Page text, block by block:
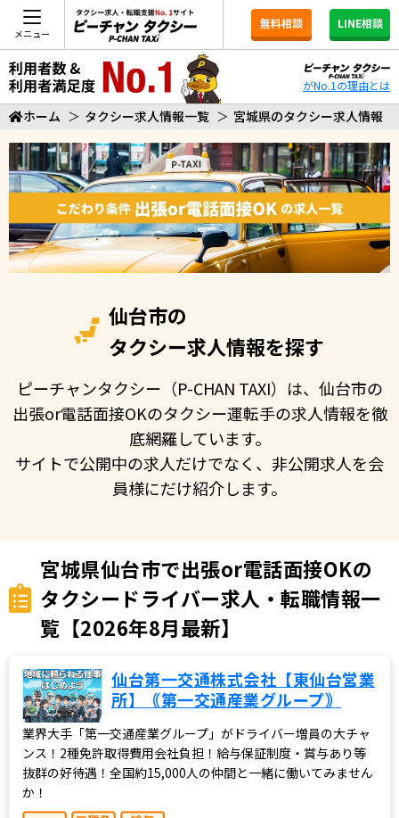
メニュー
無料相談 LINE相談
がNo.1の理由とは
ホーム ＞ タクシー求人情報一覧 ＞ 宮城県のタクシー求人情報
仙台市の
タクシー求人情報を探す
ピーチャンタクシー（P-CHAN TAXI）は、仙台市の
出張or電話面接OKのタクシー運転手の求人情報を徹
底網羅しています。
サイトで公開中の求人だけでなく、非公開求人を会
員様にだけ紹介します。
宮城県仙台市で出張or電話面接OKの
タクシードライバー求人・転職情報一
覧【2026年8月最新】
仙台第一交通株式会社【東仙台営業
所】｟第一交通産業グループ｠
業界大手「第一交通産業グループ」がドライバー増員の大チャ
ンス！2種免許取得費用会社負担！給与保証制度・賞与あり等
抜群の好待遇！全国約15,000人の仲間と一緒に働いてみません
か！